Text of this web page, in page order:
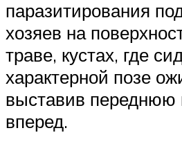
паразитирования
хозяев на
траве, кустах, где
характерной позе
выставив переднюю
вперед.